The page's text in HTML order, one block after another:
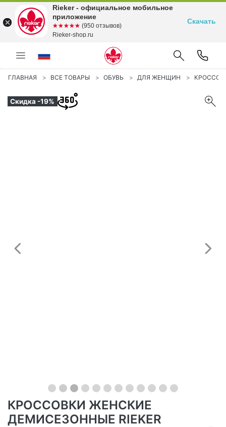
ГЛАВНАЯ ВСЕ ТОВАРЫ ОБУВЬ ДЛЯ ЖЕНЩИН
Скидка -19%
Предыдущий
КРОССОВКИ ЖЕНСКИЕ
ДЕМИСЕЗОННЫЕ RIEKER
Rieker - официальное мобильное
приложение
☆☆☆☆☆
★★★★★ (950 отзывов)
Rieker-shop.ru
Скачать